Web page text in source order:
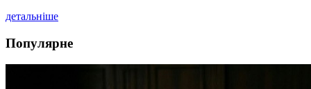
детальніше
Популярне